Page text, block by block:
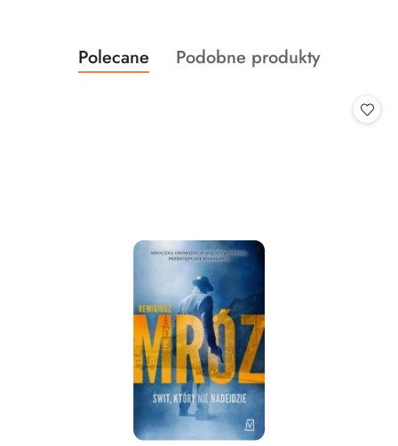
Pomiń karuzelę produktów
Produkty
o
Polecane
Produkty
Podobne produkty